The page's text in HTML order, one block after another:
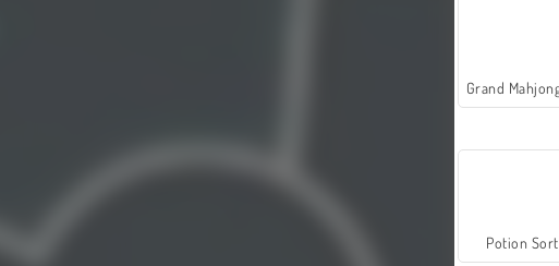
Potion Sort